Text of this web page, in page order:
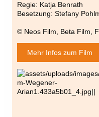
Regie: Katja Benrath
Besetzung: Stefany
© Neos Film, Beta Film,
Mehr Infos zum Film